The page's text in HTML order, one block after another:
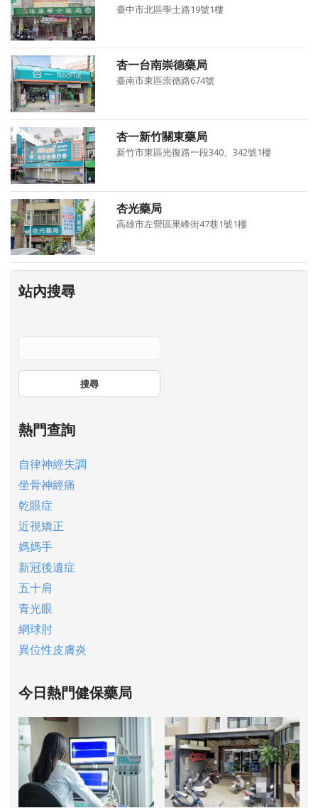
臺中市北區學士路19號1樓
杏一台南崇德藥局
臺南市東區崇德路674號
杏一新竹關東藥局
新竹市東區光復路一段340、342號1樓
杏光藥局
高雄市左營區果峰街47巷1號1樓
站內搜尋
搜尋
熱門查詢
自律神經失調
坐骨神經痛
乾眼症
近視矯正
媽媽手
新冠後遺症
五十肩
青光眼
網球肘
異位性皮膚炎
今日熱門健保藥局